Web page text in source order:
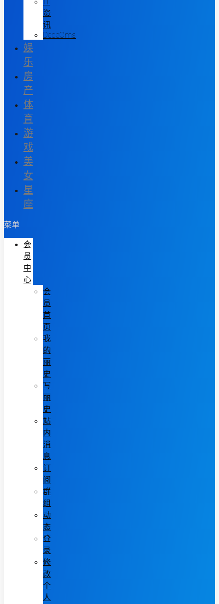
资
讯
DedeCms
娱
乐
房
产
体
育
游
戏
美
女
星
座
菜单
会
员
中
心
会
员
首
页
我
的
丽
史
写
丽
史
站
内
消
息
订
阅
群
组
动
态
登
录
修
改
个
人